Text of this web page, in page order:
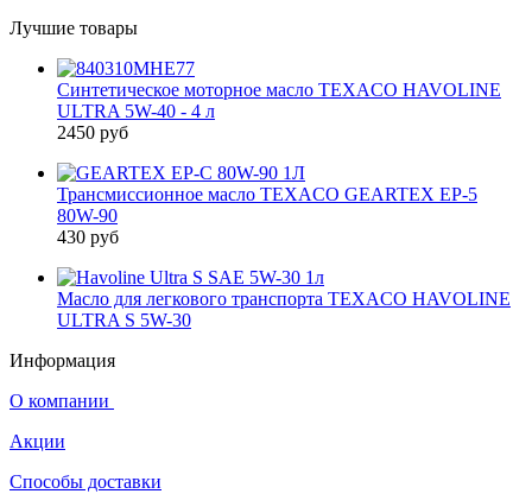
Лучшие товары
Синтетическое моторное масло TEXACO HAVOLINE
ULTRA 5W-40 - 4 л
2450 руб
Трансмиссионное масло TEXACO GEARTEX EP-5
80W-90
430 руб
Масло для легкового транспорта TEXACO HAVOLINE
ULTRA S 5W-30
Информация
О компании
Акции
Способы доставки